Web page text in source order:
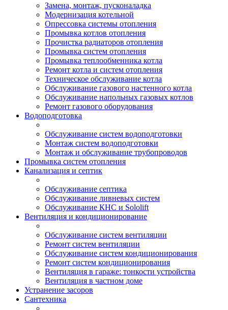
Замена, монтаж, пусконаладка
Модернизация котельной
Опрессовка системы отопления
Промывка котлов отопления
Прочистка радиаторов отопления
Промывка систем отопления
Промывка теплообменника котла
Ремонт котла и систем отопления
Техническое обслуживание котла
Обслуживание газового настенного котла
Обслуживание напольных газовых котлов
Ремонт газового оборудования
Водоподготовка
Обслуживание систем водоподготовки
Монтаж систем водоподготовки
Монтаж и обслуживание трубопроводов
Промывка систем отопления
Канализация и септик
Обслуживание септика
Обслуживание ливневых систем
Обслуживание КНС и Sololift
Вентиляция и кондиционирование
Обслуживание систем вентиляции
Ремонт систем вентиляции
Обслуживание систем кондиционирования
Ремонт систем кондиционирования
Вентиляция в гараже: тонкости устройства
Вентиляция в частном доме
Устранение засоров
Сантехника